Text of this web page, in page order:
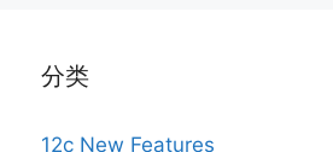
分类
12c New Features